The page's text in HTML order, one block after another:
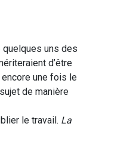
quelques uns des
d’être
une fois le
de manière
le travail. La